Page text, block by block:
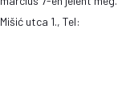
utca 1., Tel: